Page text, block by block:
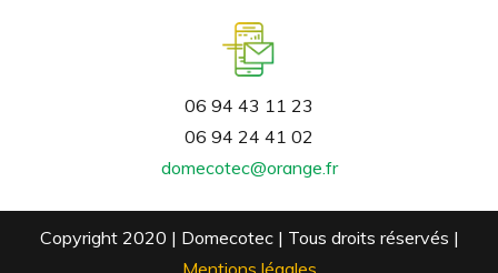
06 94 43 11 23
06 94 24 41 02
domecotec@orange.fr
Copyright 2020 | Domecotec | Tous droits réservés |
Mentions légales